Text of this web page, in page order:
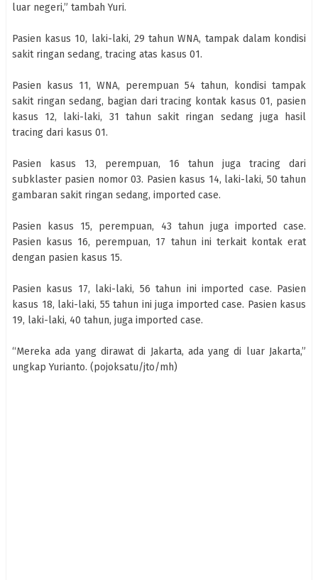
luar negeri,” tambah Yuri.
Pasien kasus 10, laki-laki, 29 tahun WNA, tampak dalam kondisi
sakit ringan sedang, tracing atas kasus 01.
Pasien kasus 11, WNA, perempuan 54 tahun, kondisi tampak
sakit ringan sedang, bagian dari tracing kontak kasus 01, pasien
kasus 12, laki-laki, 31 tahun sakit ringan sedang juga hasil
tracing dari kasus 01.
Pasien kasus 13, perempuan, 16 tahun juga tracing dari
subklaster pasien nomor 03. Pasien kasus 14, laki-laki, 50 tahun
gambaran sakit ringan sedang, imported case.
Pasien kasus 15, perempuan, 43 tahun juga imported case.
Pasien kasus 16, perempuan, 17 tahun ini terkait kontak erat
dengan pasien kasus 15.
Pasien kasus 17, laki-laki, 56 tahun ini imported case. Pasien
kasus 18, laki-laki, 55 tahun ini juga imported case. Pasien kasus
19, laki-laki, 40 tahun, juga imported case.
“Mereka ada yang dirawat di Jakarta, ada yang di luar Jakarta,”
ungkap Yurianto. (pojoksatu/jto/mh)